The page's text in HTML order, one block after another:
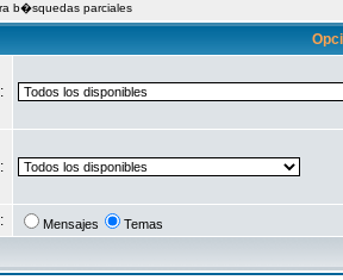
b�squedas parciales
Mensajes Temas